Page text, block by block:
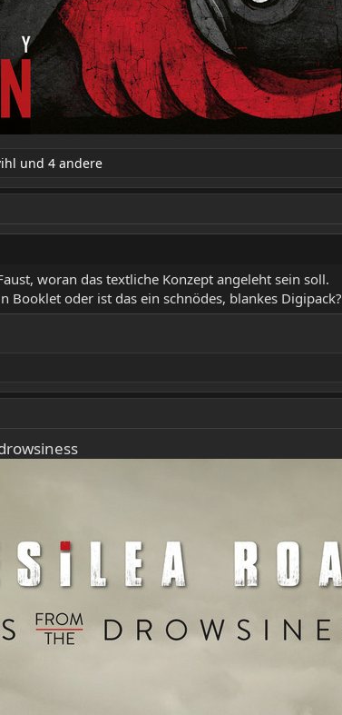
und 4 andere
woran das textliche Konzept angeleht sein soll.
Booklet oder ist das ein schnödes, blankes Digipack?